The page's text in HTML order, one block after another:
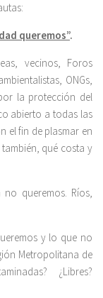
queremos”.
vecinos, Foros
ONGs,
la protección del
abierto a todas las
el fin de plasmar en
qué costa y
queremos. Ríos,
y lo que no
Metropolitana de
¿Libres?